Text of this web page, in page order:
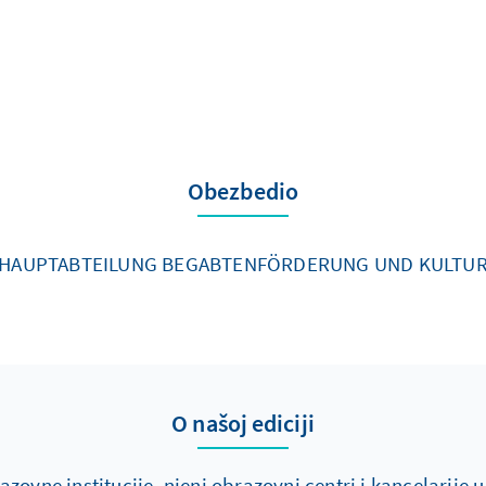
Obezbedio
HAUPTABTEILUNG BEGABTENFÖRDERUNG UND
O našoj ediciji